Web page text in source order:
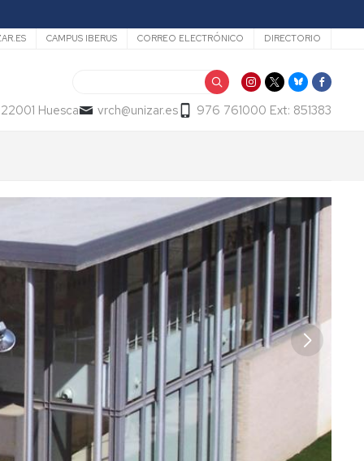
CAMPUS IBERUS CORREO ELECTRÓNICO DIRECTORIO
Huesca vrch@unizar.es 976 761000 Ext: 851383